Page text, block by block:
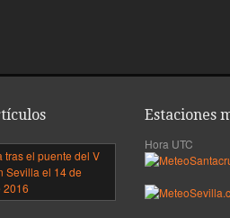
SuperLuna
sobre
puente
Estaciones
Hora UTC